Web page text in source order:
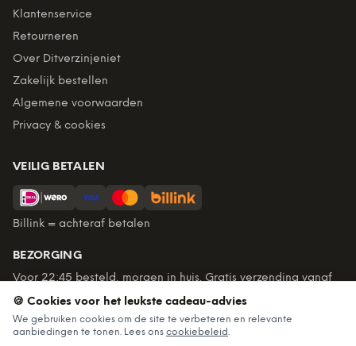
Klantenservice
Retourneren
Over Ditverzinjeniet
Zakelijk bestellen
Algemene voorwaarden
Privacy & cookies
VEILIG BETALEN
Billink = achteraf betalen
BEZORGING
Voor 22:45 besteld, morgen in huis. Gratis verzending vanaf
€60. Tot 365 dagen retourneren.
★ 4,7/5 uit 6.235beoordelingen
🍪 Cookies voor het leukste cadeau-advies
We gebruiken cookies om de site te verbeteren en relevante
aanbiedingen te tonen. Lees ons cookiebeleid.